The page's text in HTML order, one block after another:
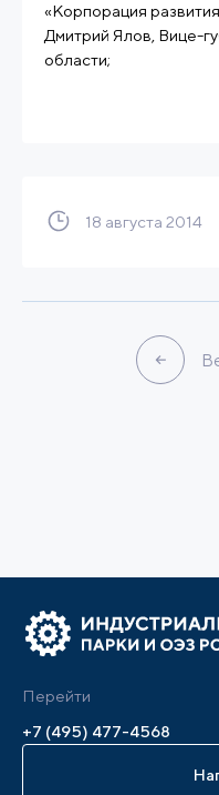
«Корпорация
Дмитрий Ялов, Вице-
области;
18 августа 2014
Перейти
+7 (495) 477-4568